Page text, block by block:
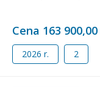
Cena 163 900,00
2026 r. 2